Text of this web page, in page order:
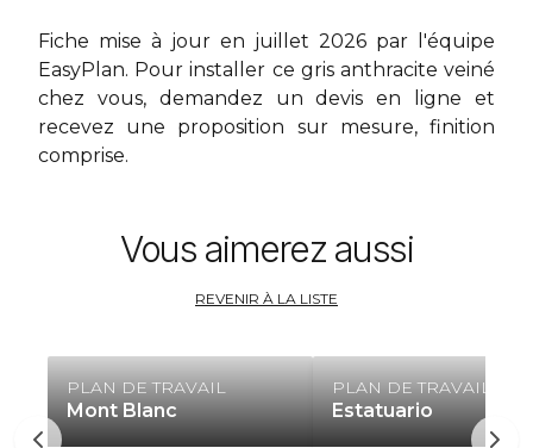
Fiche mise à jour en juillet 2026 par l'équipe
EasyPlan. Pour installer ce gris anthracite veiné
chez vous, demandez un devis en ligne et
recevez une proposition sur mesure, finition
comprise.
Vous aimerez aussi
REVENIR À LA LISTE
PLAN DE TRAVAIL
Mont Blanc
PLAN DE TRAVAIL
Estatuario